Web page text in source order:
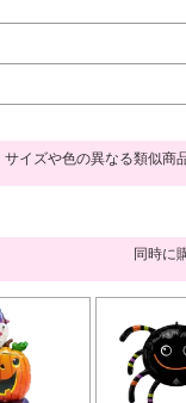
サイズや色の異なる類似商
同時に